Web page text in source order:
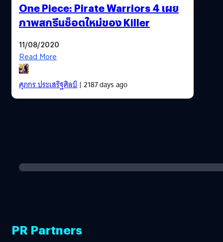
One Piece: Pirate Warriors 4 เผย
ภาพสกรีนช็อตใหม่ของ Killer
11/08/2020
Read More
ศุภกร ประเสริฐศิลป์| 2187 days ago
PR Partners